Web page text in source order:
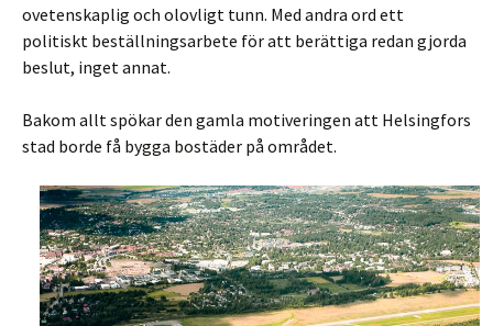
ovetenskaplig och olovligt tunn. Med andra ord ett
politiskt beställningsarbete för att berättiga redan gjorda
beslut, inget annat.
Bakom allt spökar den gamla motiveringen att Helsingfors
stad borde få bygga bostäder på området.